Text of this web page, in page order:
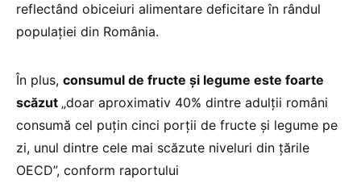
reflectând obiceiuri alimentare deficitare în rândul
populației din România.
În plus, consumul de fructe și legume este foarte
scăzut „doar aproximativ 40% dintre adulții români
consumă cel puțin cinci porții de fructe și legume pe
zi, unul dintre cele mai scăzute niveluri din țările
OECD”, conform raportului